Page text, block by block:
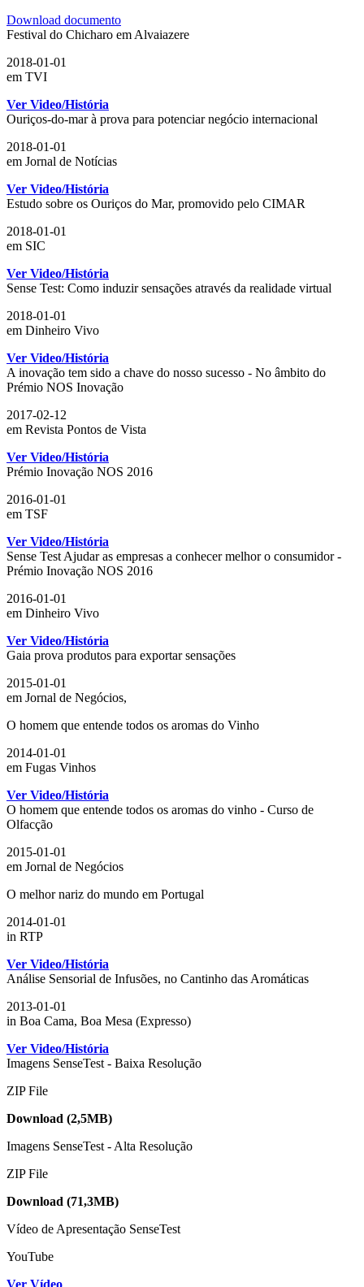
Download documento
Festival do Chicharo em Alvaiazere
2018-01-01
em TVI
Ver Video/História
Ouriços-do-mar à prova para potenciar negócio internacional
2018-01-01
em Jornal de Notícias
Ver Video/História
Estudo sobre os Ouriços do Mar, promovido pelo CIMAR
2018-01-01
em SIC
Ver Video/História
Sense Test: Como induzir sensações através da realidade virtual
2018-01-01
em Dinheiro Vivo
Ver Video/História
A inovação tem sido a chave do nosso sucesso - No âmbito do
Prémio NOS Inovação
2017-02-12
em Revista Pontos de Vista
Ver Video/História
Prémio Inovação NOS 2016
2016-01-01
em TSF
Ver Video/História
Sense Test Ajudar as empresas a conhecer melhor o consumidor -
Prémio Inovação NOS 2016
2016-01-01
em Dinheiro Vivo
Ver Video/História
Gaia prova produtos para exportar sensações
2015-01-01
em Jornal de Negócios,
O homem que entende todos os aromas do Vinho
2014-01-01
em Fugas Vinhos
Ver Video/História
O homem que entende todos os aromas do vinho - Curso de
Olfacção
2015-01-01
em Jornal de Negócios
O melhor nariz do mundo em Portugal
2014-01-01
in RTP
Ver Video/História
Análise Sensorial de Infusões, no Cantinho das Aromáticas
2013-01-01
in Boa Cama, Boa Mesa (Expresso)
Ver Video/História
Imagens SenseTest - Baixa Resolução
ZIP File
Download (2,5MB)
Imagens SenseTest - Alta Resolução
ZIP File
Download (71,3MB)
Vídeo de Apresentação SenseTest
YouTube
Ver Vídeo